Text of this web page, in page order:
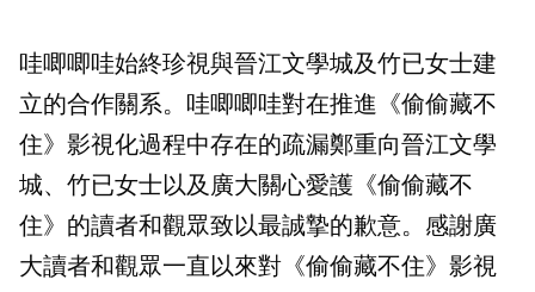
哇唧唧哇始終珍視與晉江文學城及竹已女士建
立的合作關系。哇唧唧哇對在推進《偷偷藏不
住》影視化過程中存在的疏漏鄭重向晉江文學
城、竹已女士以及廣大關心愛護《偷偷藏不
住》的讀者和觀眾致以最誠摯的歉意。感謝廣
大讀者和觀眾一直以來對《偷偷藏不住》影視